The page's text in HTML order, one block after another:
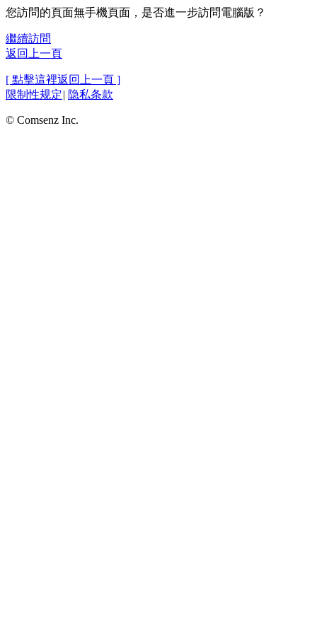
您訪問的頁面無手機頁面，是否進一步訪問電腦版？
繼續訪問
返回上一頁
[ 點擊這裡返回上一頁 ]
限制性规定| 隐私条款
© Comsenz Inc.